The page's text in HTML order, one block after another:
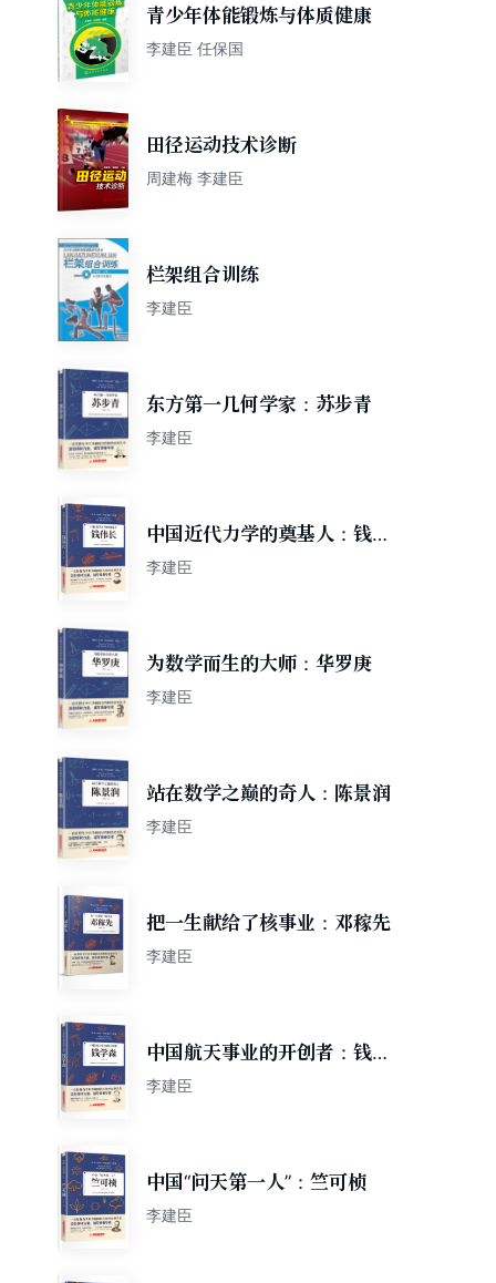
青少年体能锻炼与体质健康
李建臣 任保国
田径运动技术诊断
周建梅 李建臣
栏架组合训练
李建臣
东方第一几何学家：苏步青
李建臣
中国近代力学的奠基人：钱伟
长
李建臣
为数学而生的大师：华罗庚
李建臣
站在数学之巅的奇人：陈景润
李建臣
把一生献给了核事业：邓稼先
李建臣
中国航天事业的开创者：钱学
森
李建臣
中国“问天第一人”：竺可桢
李建臣